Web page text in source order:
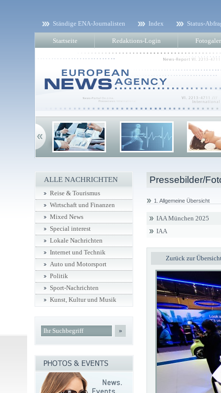
Ständige ENA-Journalisten Index Status-
Startseite Redaktions-Login
Pressebilder/
1. Allgemeine Übersicht
IAA München 2025
IAA
Zurück zur
ALLE NACHRICHTEN
Reise & Tourismus
Wirtschaft und Finanzen
Mixed News
Special interest
Lokale Nachrichten
Internet und Technik
Auto und Motorsport
Politik
Sport-Nachrichten
Kunst, Kultur und Musik
»